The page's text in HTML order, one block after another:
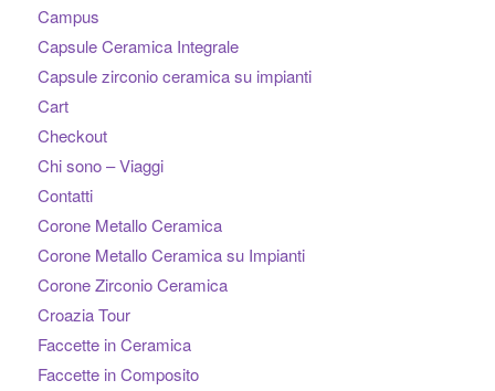
Campus
Capsule Ceramica Integrale
Capsule zirconio ceramica su impianti
Cart
Checkout
Chi sono – Viaggi
Contatti
Corone Metallo Ceramica
Corone Metallo Ceramica su Impianti
Corone Zirconio Ceramica
Croazia Tour
Faccette in Ceramica
Faccette in Composito